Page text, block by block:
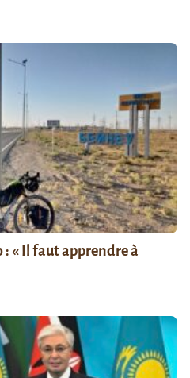
: « Il faut apprendre à